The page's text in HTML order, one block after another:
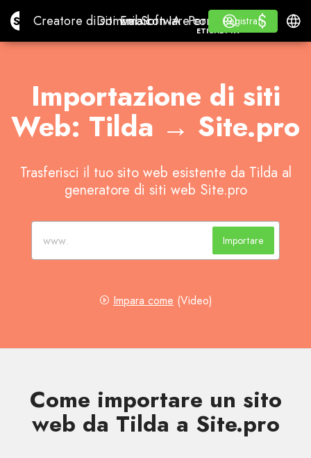
Site.proCreatore di siti web con IA
Creatore di siti web con IA
Domini
DominiEmail
EmailSoftware contabile
Software contabile
Per
Per Rivenditori
ETICHETTA BIANCA
Imparare
Imparare
Registrati
Registrati
Accedi $
$
Importazione di siti
Web: Tilda → Site.pro
Trasferisci il tuo sito web esistente da Tilda al
generatore di siti web Site.pro
Importare
Impara come (Video)
Come importare un sito
web da Tilda a Site.pro